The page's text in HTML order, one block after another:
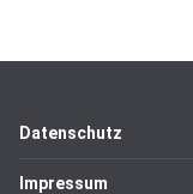
Datenschutz
Impressum